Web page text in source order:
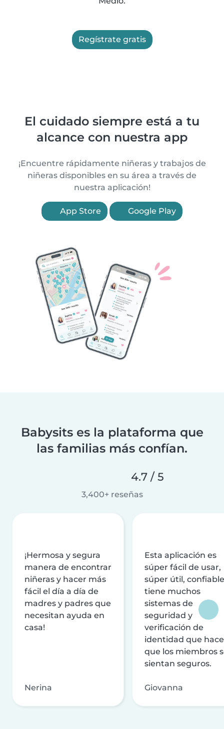
Regístrate gratis
El cuidado siempre está a tu
alcance con nuestra app
¡Encuentre rápidamente niñeras y trabajos de
niñeras disponibles en su área a través de
nuestra aplicación!
App Store Google Play
Babysits es la plataforma que
las familias más confían.
4.7 / 5
3,400+ reseñas
¡Hermosa y segura
manera de encontrar
niñeras y hacer más
fácil el día a día de
madres y padres que
necesitan ayuda en
casa!
Nerina
Esta aplicación es
súper fácil de usar,
súper útil,
tiene muchos
sistemas de
seguridad y
verificación de
identidad que
que los miembros
sientan seguros.
Giovanna